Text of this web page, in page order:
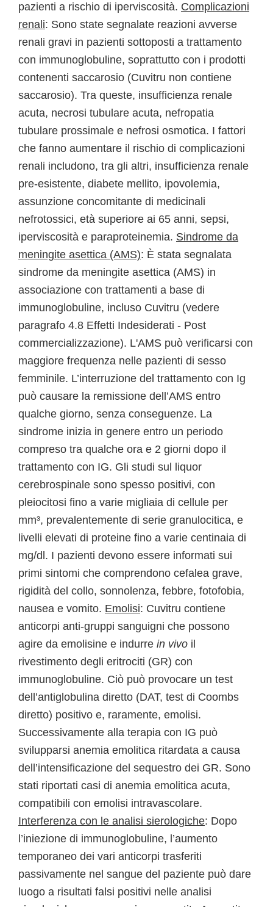
pazienti a rischio di iperviscosità. Complicazioni
renali: Sono state segnalate reazioni avverse
renali gravi in pazienti sottoposti a trattamento
con immunoglobuline, soprattutto con i prodotti
contenenti saccarosio (Cuvitru non contiene
saccarosio). Tra queste, insufficienza renale
acuta, necrosi tubulare acuta, nefropatia
tubulare prossimale e nefrosi osmotica. I fattori
che fanno aumentare il rischio di complicazioni
renali includono, tra gli altri, insufficienza renale
pre-esistente, diabete mellito, ipovolemia,
assunzione concomitante di medicinali
nefrotossici, età superiore ai 65 anni, sepsi,
iperviscosità e paraproteinemia. Sindrome da
meningite asettica (AMS): È stata segnalata
sindrome da meningite asettica (AMS) in
associazione con trattamenti a base di
immunoglobuline, incluso Cuvitru (vedere
paragrafo 4.8 Effetti Indesiderati - Post
commercializzazione). L'AMS può verificarsi con
maggiore frequenza nelle pazienti di sesso
femminile. L’interruzione del trattamento con Ig
può causare la remissione dell’AMS entro
qualche giorno, senza conseguenze. La
sindrome inizia in genere entro un periodo
compreso tra qualche ora e 2 giorni dopo il
trattamento con IG. Gli studi sul liquor
cerebrospinale sono spesso positivi, con
pleiocitosi fino a varie migliaia di cellule per
mm³, prevalentemente di serie granulocitica, e
livelli elevati di proteine fino a varie centinaia di
mg/dl. I pazienti devono essere informati sui
primi sintomi che comprendono cefalea grave,
rigidità del collo, sonnolenza, febbre, fotofobia,
nausea e vomito. Emolisi: Cuvitru contiene
anticorpi anti-gruppi sanguigni che possono
agire da emolisine e indurre in vivo il
rivestimento degli eritrociti (GR) con
immunoglobuline. Ciò può provocare un test
dell’antiglobulina diretto (DAT, test di Coombs
diretto) positivo e, raramente, emolisi.
Successivamente alla terapia con IG può
svilupparsi anemia emolitica ritardata a causa
dell’intensificazione del sequestro dei GR. Sono
stati riportati casi di anemia emolitica acuta,
compatibili con emolisi intravascolare.
Interferenza con le analisi sierologiche: Dopo
l’iniezione di immunoglobuline, l’aumento
temporaneo dei vari anticorpi trasferiti
passivamente nel sangue del paziente può dare
luogo a risultati falsi positivi nelle analisi